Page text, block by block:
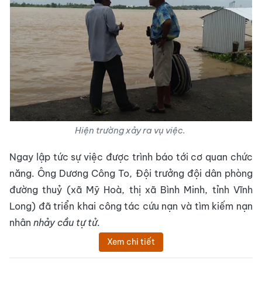
Hiện trường xảy ra vụ việc.
Ngay lập tức sự việc được trình báo tới cơ quan chức
năng. Ông Dương Công To, Đội trưởng đội dân phòng
đường thuỷ (xã Mỹ Hoà, thị xã Bình Minh, tỉnh Vĩnh
Long) đã triển khai công tác cứu nạn và tìm kiếm nạn
nhân nhảy cầu tự tử.
Xem chi tiết